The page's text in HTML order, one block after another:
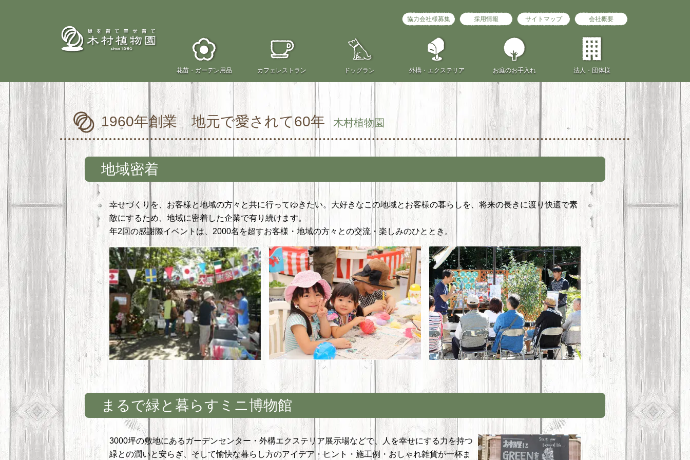
花苗・ ガーデン用品 カフェ レストラン ドッグラン 外構・ エクステリア お庭のお手入れ 法人・団体様
協力会社様募集 採用情報 サイトマップ 会社概要
1960年創業 地元で愛されて60年 木村植物園
地域密着
幸せづくりを、お客様と地域の方々と共に行ってゆきたい。大好きなこの地域とお客様の暮らしを、将来の長きに渡り快適で素
敵にするため、地域に密着した企業で有り続けます。
年2回の感謝際イベントは、2000名を超すお客様・地域の方々との交流・楽しみのひととき。
まるで緑と暮らすミニ博物館
3000坪の敷地にあるガーデンセンター・外構エクステリア展示場などで、人を幸せにする力を持つ
緑との潤いと安らぎ、そして愉快な暮らし方のアイデア・ヒント・施工例・おしゃれ雑貨が一杯ま